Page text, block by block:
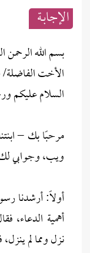
الإجابــة
بسم الله الرحمن
الأخت
السلام عليكم
مرحبًا بك –
ويب، وجوابي
أولاً: أرشدنا
أهمية الدعاء،
نزل ومما لم